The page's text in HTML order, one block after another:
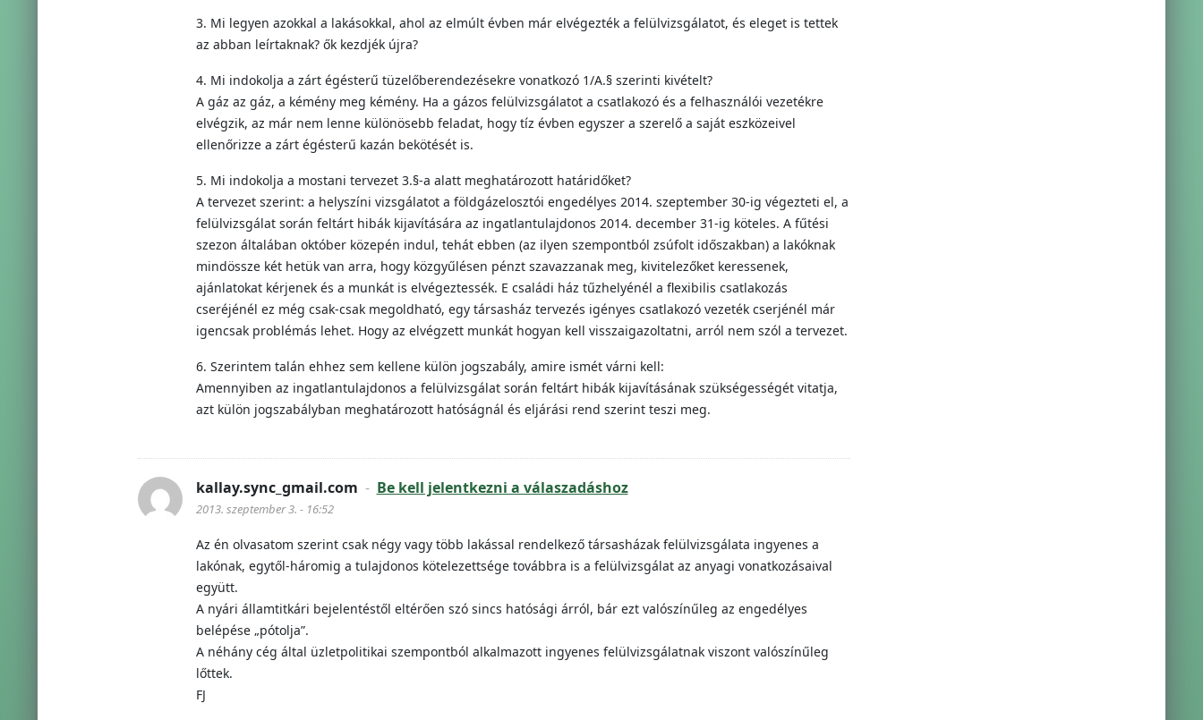
3. Mi legyen azokkal a lakásokkal, ahol az elmúlt évben már elvégezték a felülvizsgálatot, és eleget is tettek
az abban leírtaknak? ők kezdjék újra?
4. Mi indokolja a zárt égésterű tüzelőberendezésekre vonatkozó 1/A.§ szerinti kivételt?
A gáz az gáz, a kémény meg kémény. Ha a gázos felülvizsgálatot a csatlakozó és a felhasználói vezetékre
elvégzik, az már nem lenne különösebb feladat, hogy tíz évben egyszer a szerelő a saját eszközeivel
ellenőrizze a zárt égésterű kazán bekötését is.
5. Mi indokolja a mostani tervezet 3.§-a alatt meghatározott határidőket?
A tervezet szerint: a helyszíni vizsgálatot a földgázelosztói engedélyes 2014. szeptember 30-ig végezteti el, a
felülvizsgálat során feltárt hibák kijavítására az ingatlantulajdonos 2014. december 31-ig köteles. A fűtési
szezon általában október közepén indul, tehát ebben (az ilyen szempontból zsúfolt időszakban) a lakóknak
mindössze két hetük van arra, hogy közgyűlésen pénzt szavazzanak meg, kivitelezőket keressenek,
ajánlatokat kérjenek és a munkát is elvégeztessék. E családi ház tűzhelyénél a flexibilis csatlakozás
cseréjénél ez még csak-csak megoldható, egy társasház tervezés igényes csatlakozó vezeték cserjénél már
igencsak problémás lehet. Hogy az elvégzett munkát hogyan kell visszaigazoltatni, arról nem szól a tervezet.
6. Szerintem talán ehhez sem kellene külön jogszabály, amire ismét várni kell:
Amennyiben az ingatlantulajdonos a felülvizsgálat során feltárt hibák kijavításának szükségességét vitatja,
azt külön jogszabályban meghatározott hatóságnál és eljárási rend szerint teszi meg.
kallay.sync_gmail.com - Be kell jelentkezni a válaszadáshoz
2013. szeptember 3. - 16:52
Az én olvasatom szerint csak négy vagy több lakással rendelkező társasházak felülvizsgálata ingyenes a
lakónak, egytől-háromig a tulajdonos kötelezettsége továbbra is a felülvizsgálat az anyagi vonatkozásaival
együtt.
A nyári államtitkári bejelentéstől eltérően szó sincs hatósági árról, bár ezt valószínűleg az engedélyes
belépése „pótolja”.
A néhány cég által üzletpolitikai szempontból alkalmazott ingyenes felülvizsgálatnak viszont valószínűleg
lőttek.
FJ